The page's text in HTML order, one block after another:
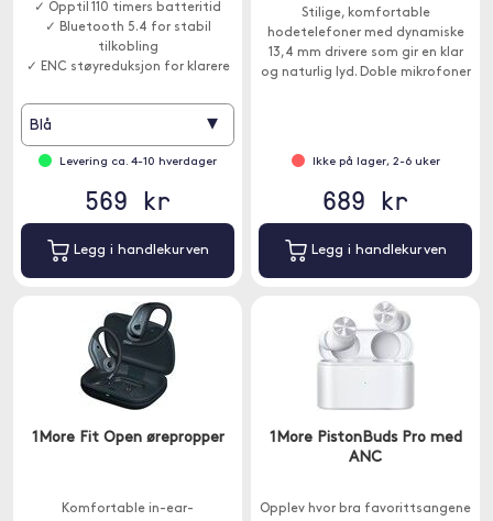
✓ Opptil 110 timers batteritid
✓ Bluetooth 5.4 for stabil
tilkobling
✓ ENC støyreduksjon for klarere
Blå ▾
Levering ca. 4-10 hverdager
569 kr
Legg i handlekurven
Stilige, komfortable
hodetelefoner med dynamiske
13,4 mm drivere som gir en klar
og naturlig lyd. Doble mikrofoner
Ikke på lager, 2-6 uker
689 kr
Legg i handlekurven
1More Fit Open ørepropper
Komfortable in-ear-
1More PistonBuds Pro med
ANC
Opplev hvor bra favorittsangene